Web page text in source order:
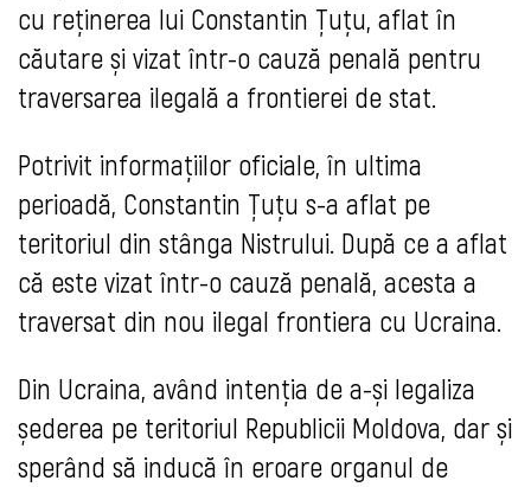
cu reținerea lui Constantin Țuțu, aflat în
căutare și vizat într-o cauză penală pentru
traversarea ilegală a frontierei de stat.
Potrivit informațiilor oficiale, în ultima
perioadă, Constantin Țuțu s-a aflat pe
teritoriul din stânga Nistrului. După ce a aflat
că este vizat într-o cauză penală, acesta a
traversat din nou ilegal frontiera cu Ucraina.
Din Ucraina, având intenția de a-și legaliza
șederea pe teritoriul Republicii Moldova, dar și
sperând să inducă în eroare organul de